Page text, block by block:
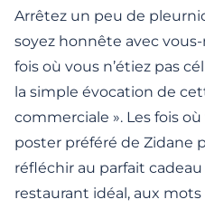
Arrêtez un peu de
soyez honnête avec
fois où vous n’étiez pas
la simple évocation de
commerciale ». Les fois
poster préféré de Zidane
réfléchir au parfait
restaurant idéal, aux